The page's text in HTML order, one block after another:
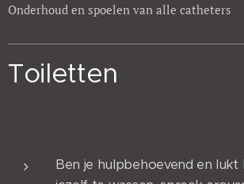
Onderhoud en spoelen van alle catheters
Toiletten
Ben je hulpbehoevend en lukt